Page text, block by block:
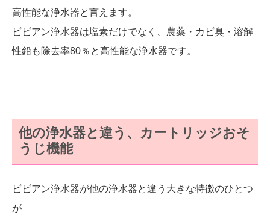
高性能な浄水器と言えます。
ビビアン浄水器は塩素だけでなく、農薬・カビ臭・溶解
性鉛も除去率80％と高性能な浄水器です。
他の浄水器と違う、カートリッジおそ
うじ機能
ビビアン浄水器が他の浄水器と違う大きな特徴のひとつ
が